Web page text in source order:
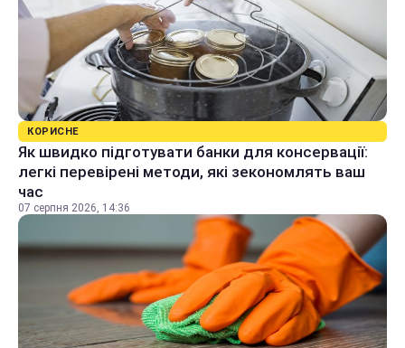
КОРИСНЕ
Як швидко підготувати банки для консервації:
легкі перевірені методи, які зекономлять ваш
час
07 серпня 2026, 14:36